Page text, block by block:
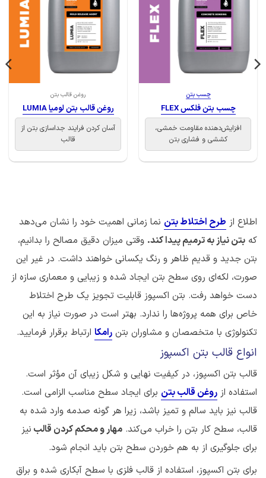
چسب بتن
چسب بتن فلکس FLEX
افزایش‌دهنده مقاومت خمشی،
کششی و فشاری بتن
روغن قالب بتن
روغن قالب بتن لومیا LUMIA
آسان کردن فرایند جداسازی بتن از
قالب
اطلاع از طرح اختلاط بتن نما زمانی اهمیت خود را نشان می‌دهد
که بتن نیاز به ترمیم پیدا کند. وقتی میزان دقیق مصالح را بدانیم،
بتن جدید و قدیم ظاهر و رنگ یکسانی خواهند داشت. در غیر این
صورت، لکه‌ای روی سطح بتن ایجاد شده و زیبایی و معماری سازه از
دست خواهد رفت. بتن اکسپوز قابلیت تجویز یک طرح اختلاط
خاص برای همه پروژه‌ها را ندارد. بهتر است در صورت نیاز به این
تکنولوژی با متخصصان و مشاوران بتن رامکا ارتباط برقرار فرمایید.
انواع قالب‌ بتن اکسپوز
قالب بتن اکسپوز، در کیفیت نهایی و شکل زیبای آن مؤثر است.
استفاده از روغن قالب بتن برای ایجاد سطح مناسب الزامی است.
قالب نیز باید سالم و تمیز باشد، زیرا هر گونه صدمه وارد شده به
قالب، سطح کار بتن را خراب می‌کند. مهار و محکم کردن قالب نیز
برای جلوگیری از به هم خوردن سطح بتن باید انجام شود.
برای بتن اکسپوز، استفاده از قالب فلزی با سطح آبکاری شده و براق